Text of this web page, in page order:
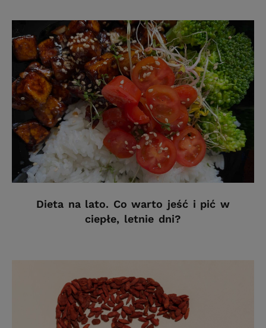
Dieta na lato. Co warto jeść i pić w
ciepłe, letnie dni?